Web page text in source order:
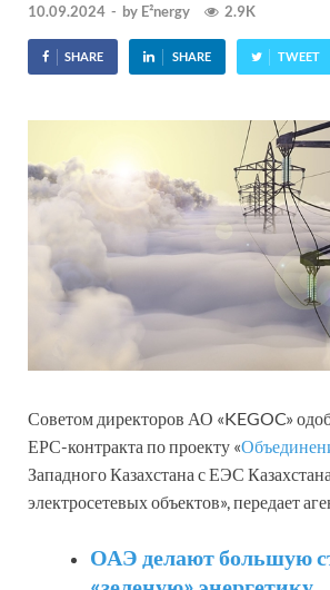
10.09.2024 - by E²nergy 2.9K
SHARE SHARE TWEET
Советом директоров АО «KEGOC»
ЕРС-контракта по проекту «
Западного Казахстана с ЕЭС
электросетевых объектов», передает
ОАЭ делают большую